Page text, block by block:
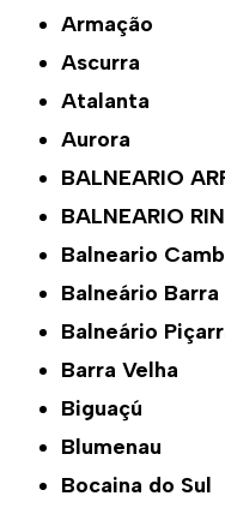
Armação
Ascurra
Atalanta
Aurora
BALNEARIO
BALNEARIO
Balneario
Balneário
Balneário
Barra Velha
Biguaçú
Blumenau
Bocaina do Sul